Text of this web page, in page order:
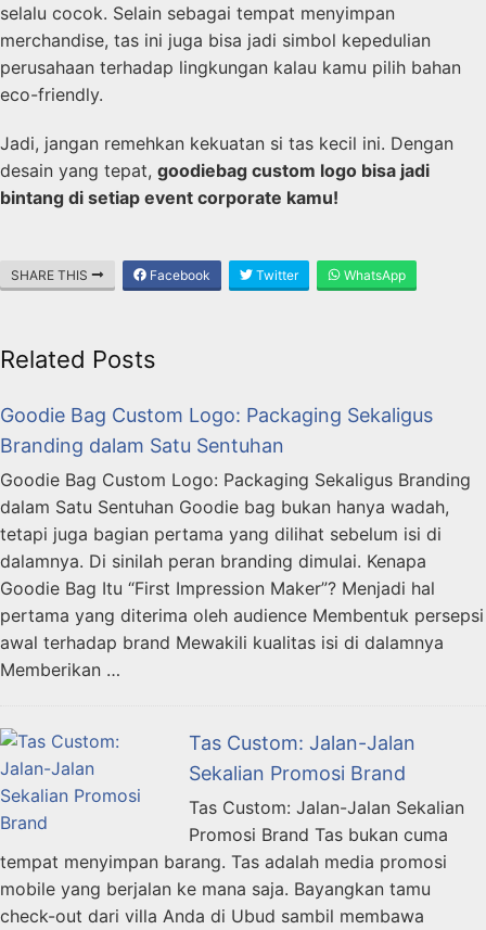
selalu cocok. Selain sebagai tempat menyimpan
merchandise, tas ini juga bisa jadi simbol kepedulian
perusahaan terhadap lingkungan kalau kamu pilih bahan
eco-friendly.
Jadi, jangan remehkan kekuatan si tas kecil ini. Dengan
desain yang tepat, goodiebag custom logo bisa jadi
bintang di setiap event corporate kamu!
SHARE THIS Facebook Twitter WhatsApp
Related Posts
Goodie Bag Custom Logo: Packaging Sekaligus
Branding dalam Satu Sentuhan
Goodie Bag Custom Logo: Packaging Sekaligus Branding
dalam Satu Sentuhan Goodie bag bukan hanya wadah,
tetapi juga bagian pertama yang dilihat sebelum isi di
dalamnya. Di sinilah peran branding dimulai. Kenapa
Goodie Bag Itu “First Impression Maker”? Menjadi hal
pertama yang diterima oleh audience Membentuk persepsi
awal terhadap brand Mewakili kualitas isi di dalamnya
Memberikan …
Tas Custom: Jalan-Jalan
Sekalian Promosi Brand
Tas Custom: Jalan-Jalan Sekalian
Promosi Brand Tas bukan cuma
tempat menyimpan barang. Tas adalah media promosi
mobile yang berjalan ke mana saja. Bayangkan tamu
check-out dari villa Anda di Ubud sambil membawa